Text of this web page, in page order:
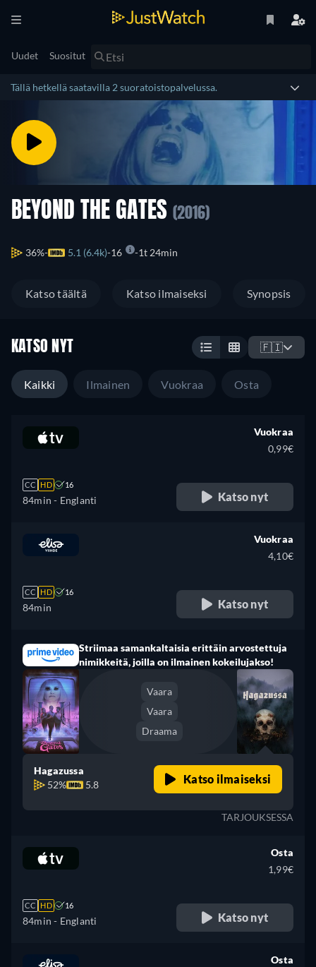
Uudet Suositut
Tällä hetkellä saatavilla 2 suoratoistopalvelussa.
BEYOND THE GATES (2016)
36% 5.1 (6.4k) 16 1t 24min
Katso täältä Katso ilmaiseksi Synopsis
KATSO NYT 🇫🇮
Kaikki Ilmainen Vuokraa Osta
CC HD 16
84min - Englanti
Vuokraa
0,99€
Katso nyt
CC HD 16
84min
Vuokraa
4,10€
Katso nyt
Striimaa samankaltaisia erittäin arvostettuja
nimikkeitä, joilla on ilmainen kokeilujakso!
Vaara
Vaara
Draama
Hagazussa
52%
5.8 Katso ilmaiseksi
TARJOUKSESSA
CC HD 16
84min - Englanti
Osta
1,99€
Katso nyt
Osta